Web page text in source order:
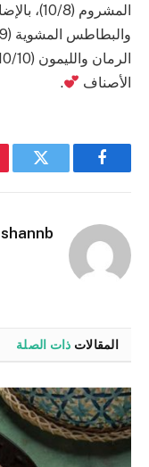
الأصناف
.
فيسبوك تويتر
shannb
المقالات ذات الصلة